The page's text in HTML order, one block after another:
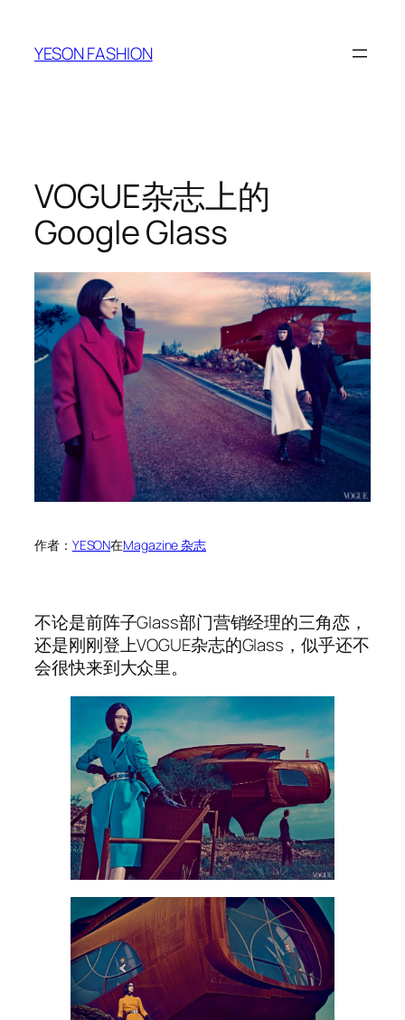
YESON FASHION
VOGUE杂志上的
Google Glass
作者： YESON在Magazine 杂志
不论是前阵子Glass部门营销经理的三角恋，
还是刚刚登上VOGUE杂志的Glass，似乎还不
会很快来到大众里。